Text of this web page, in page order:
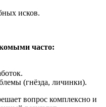
исков.
часто:
(гнёзда, личинки).
вопрос комплексно и